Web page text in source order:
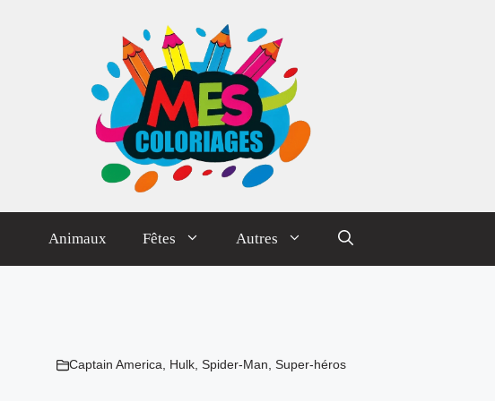
Animaux Fêtes Autres
Captain America, Hulk, Spider-Man, Super-héros